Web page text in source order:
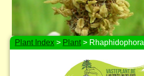
Plant Index > Plant> Rhaphidophora